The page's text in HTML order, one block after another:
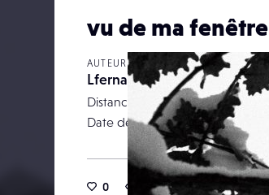
vu de ma fenêtre
AUTEUR
Lfernandez
Distance focale
Date de publication
0 15